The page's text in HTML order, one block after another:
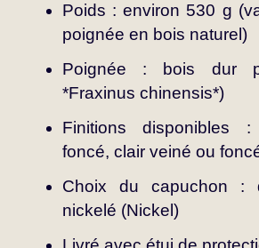
Poids : environ 530 g
poignée en bois naturel)
Poignée : bois dur
*Fraxinus chinensis*)
Finitions disponibles
foncé, clair veiné ou
Choix du capuchon :
nickelé (Nickel)